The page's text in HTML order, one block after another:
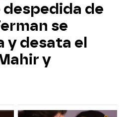
de
se
desata el
y